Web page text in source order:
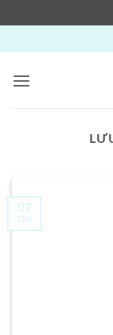
qua
nội
07
Th3